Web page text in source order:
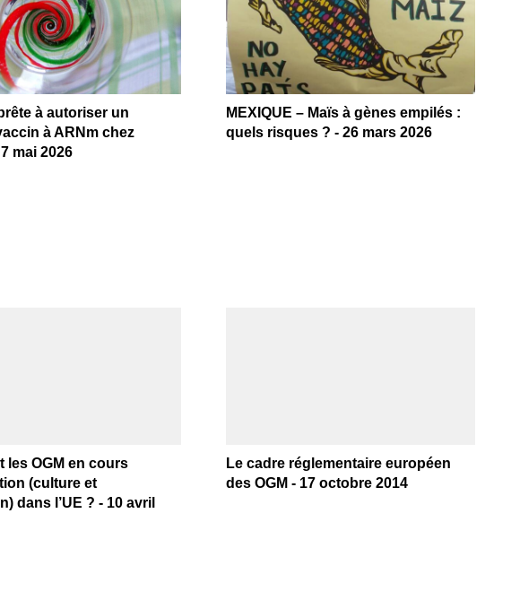
à autoriser un
à ARNm chez
7 mai 2026
MEXIQUE – Maïs à gènes empilés :
quels risques ? - 26 mars 2026
les OGM en cours
(culture et
dans l’UE ? - 10 avril
Le cadre réglementaire européen
des OGM - 17 octobre 2014